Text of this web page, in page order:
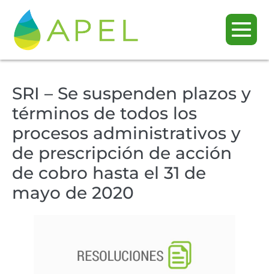
SRI – Se suspenden plazos y
términos de todos los
procesos administrativos y
de prescripción de acción
de cobro hasta el 31 de
mayo de 2020